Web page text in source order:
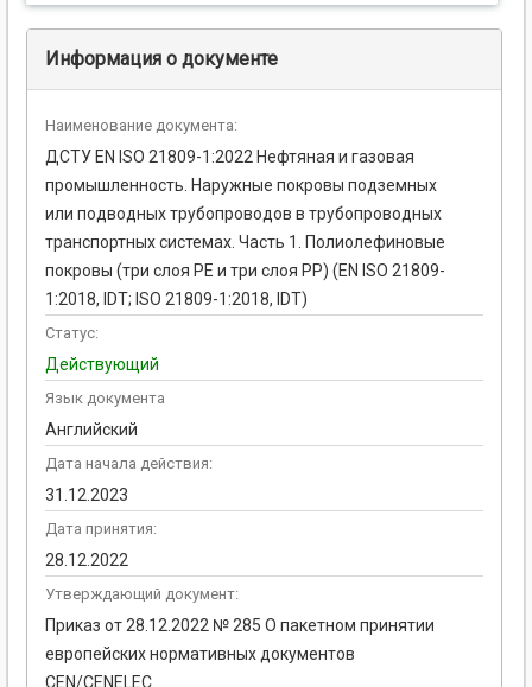
Информация о документе
Наименование документа:
ДСТУ EN ISO 21809-1:2022 Нефтяная и газовая
промышленность. Наружные покровы подземных
или подводных трубопроводов в трубопроводных
транспортных системах. Часть 1. Полиолефиновые
покровы (три слоя PE и три слоя PP) (EN ISO 21809-
1:2018, IDT; ISO 21809-1:2018, IDT)
Статус:
Действующий
Язык документа
Английский
Дата начала действия:
31.12.2023
Дата принятия:
28.12.2022
Утверждающий документ:
Приказ от 28.12.2022 № 285 О пакетном принятии
европейских нормативных документов
CEN/CENELEC